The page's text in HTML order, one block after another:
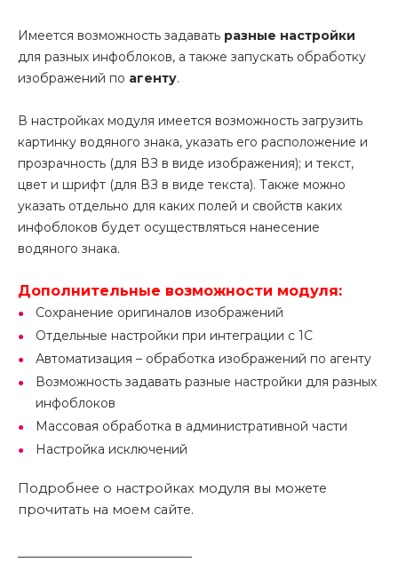
Имеется возможность задавать разные настройки
для разных инфоблоков, а также запускать обработку
изображений по агенту.
В настройках модуля имеется возможность загрузить
картинку водяного знака, указать его расположение и
прозрачность (для ВЗ в виде изображения); и текст,
цвет и шрифт (для ВЗ в виде текста). Также можно
указать отдельно для каких полей и свойств каких
инфоблоков будет осуществляться нанесение
водяного знака.
Дополнительные возможности модуля:
Сохранение оригиналов изображений
Отдельные настройки при интеграции с 1С
Автоматизация – обработка изображений по агенту
Возможность задавать разные настройки для разных
инфоблоков
Массовая обработка в административной части
Настройка исключений
Подробнее о настройках модуля вы можете
прочитать на моем сайте.